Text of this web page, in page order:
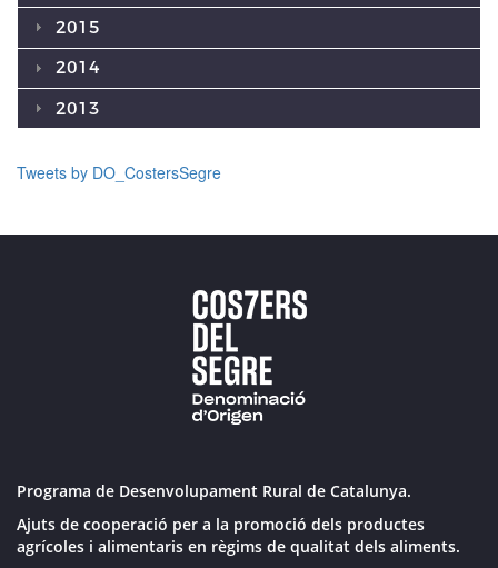
2015
2014
2013
Tweets by DO_CostersSegre
Programa de Desenvolupament Rural de Catalunya.
Ajuts de cooperació per a la promoció dels productes
agrícoles i alimentaris en règims de qualitat dels aliments.